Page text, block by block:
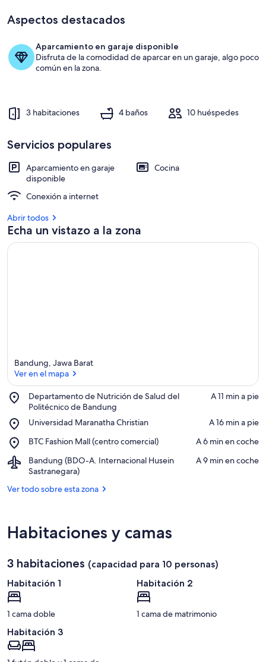
Restaurante al aire libre
Aspectos destacados
Aparcamiento en garaje disponible
Disfruta de la comodidad de aparcar en un garaje, algo poco
común en la zona.
3 habitaciones 4 baños 10 huéspedes
Servicios populares
Aparcamiento en garaje
disponible
Cocina
Conexión a internet
Abrir todos
Echa un vistazo a la zona
Bandung, Jawa Barat
Ver en el mapa
Departamento de Nutrición de Salud del
Politécnico de Bandung
Place,
Departamento
de
Nutrición
de
del
Politécnico
Bandung
‪A 11 min a pie‬
Universidad Maranatha Christian
Place,
Maranatha
‪A 16 min a pie‬
BTC Fashion Mall (centro comercial)
Place,
Fashion
Mall
(centro
comercial)
‪A 6 min en coche‬
Bandung (BDO-A. Internacional Husein
Sastranegara)
Airport,
Bandung
A.
Sastranegara)
‪A 9 min en coche‬
Ver todo sobre esta zona
Habitaciones y camas
3 habitaciones (capacidad para 10 personas)
Habitación 1
1 cama doble
Habitación 2
1 cama de matrimonio
Habitación 3